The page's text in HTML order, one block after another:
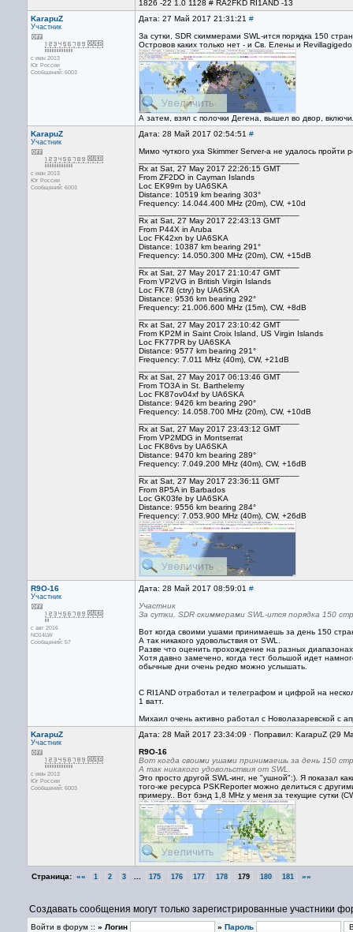
1826 -22 1.0 1128 # RA2FKD RI1AND -13
KarapuZ
Участник
с июн 2013
Юг России
Сообщений: 6003
Дата: 27 Май 2017 21:31:21 #
За сутки, SDR скиммерами SWL-ится порядка 150
Островов каких только нет - и Св. Елены и
А затем, взял с полочки Дегена, вышел во двор,
KarapuZ
Участник
с июн 2013
Юг России
Сообщений: 6003
Дата: 28 Май 2017 02:54:51 #
Мимо чуткого уха Skimmer Server-а не удалось пройти
Rx at Sat, 27 May 2017 22:26:15 GMT
From ZF2DO in Cayman Islands
Loc EK99rn by UA6SKA
Distance: 10519 km bearing 303°
Frequency: 14.044.400 MHz (20m), CW, +10d
Rx at Sat, 27 May 2017 22:43:13 GMT
From P44X in Aruba
Loc FK42xn by UA6SKA
Distance: 10387 km bearing 291°
Frequency: 14.050.300 MHz (20m), CW, +15dB
Rx at Sat, 27 May 2017 21:10:47 GMT
From VP2VG in British Virgin Islands
Loc FK78 (ctry) by UA6SKA
Distance: 9536 km bearing 292°
Frequency: 21.006.600 MHz (15m), CW, +8dB
Rx at Sat, 27 May 2017 23:10:42 GMT
From KP2M in Saint Croix Island, US Virgin Islands
Loc FK77PR by UA6SKA
Distance: 9577 km bearing 291°
Frequency: 7.011 MHz (40m), CW, +21dB
Rx at Sat, 27 May 2017 06:13:46 GMT
From TO3A in St. Barthelemy
Loc FK87ov04xf by UA6SKA
Distance: 9426 km bearing 290°
Frequency: 14.058.700 MHz (20m), CW, +10dB
Rx at Sat, 27 May 2017 23:43:12 GMT
From VP2MDG in Montserrat
Loc FK86vs by UA6SKA
Distance: 9470 km bearing 289°
Frequency: 7.049.200 MHz (40m), CW, +16dB
Rx at Sat, 27 May 2017 23:36:11 GMT
From 8P5A in Barbados
Loc GK03fe by UA6SKA
Distance: 9556 km bearing 284°
Frequency: 7.053.900 MHz (40m), CW, +26dB
R9O-16
Участник
с авг 2016
NO14LW
Сообщений: 57
Дата: 28 Май 2017 08:59:01 #
Участник
За сутки, SDR скиммерами SWL-ится порядка 150
Вот когда своими ушами принимаешь за день 150
А так никакого удовольствия от SWL.
Разве что оценить прохождение на разных
Хотя давно замечено, когда тест большой идет
обычные дни очень редко можно услышать.
С RI1AND отработал и телеграфом и цифрой на
1 ватт.
Михаил очень активно работал с Новолазаревской с
KarapuZ
Участник
с июн 2013
Юг России
Сообщений: 6003
Дата: 28 Май 2017 23:34:09 · Поправил: KarapuZ (29
R9O-16
Вот когда своими ушами принимаешь за день 150
А так никакого удовольствия от SWL.
Это просто другой SWL-инг, не "ушной":). Я показал
того-же ресурса PSKReporter можно делиться с
примеру.. Вот бэнд 1,8 MHz у меня за текущие сутки
Страница: «« 1 2 3 175 176 177 178 179 180 181 »»
Создавать сообщения могут только зарегистрированные участники
Войти в форум :: » Логин » Пароль